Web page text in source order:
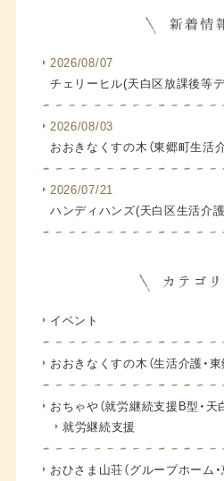
2026/08/07
チェリーヒル(天白区放課後等
2026/08/03
おおきなくすの木（東郷町生活介
2026/07/21
ハンディハンズ(天白区生活介
イベント
おおきなくすの木（生活介護・東
おちゃや（就労継続支援B型・天
就労継続支援
おひさま山荘（グループホーム・